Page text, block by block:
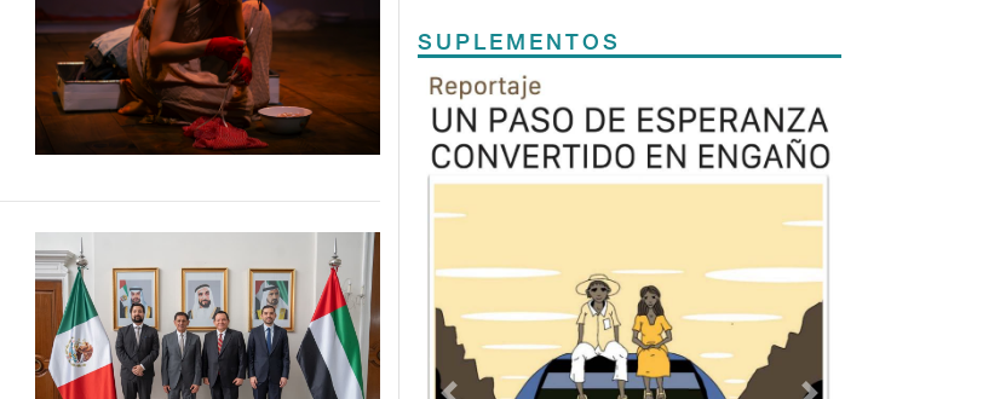
SUPLEMENTOS
Previous
TODOS LOS SUPLEMENTOS